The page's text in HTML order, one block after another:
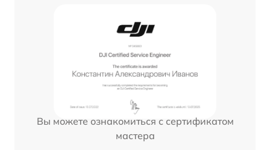
Вы можете ознакомиться с сертификатом
мастера